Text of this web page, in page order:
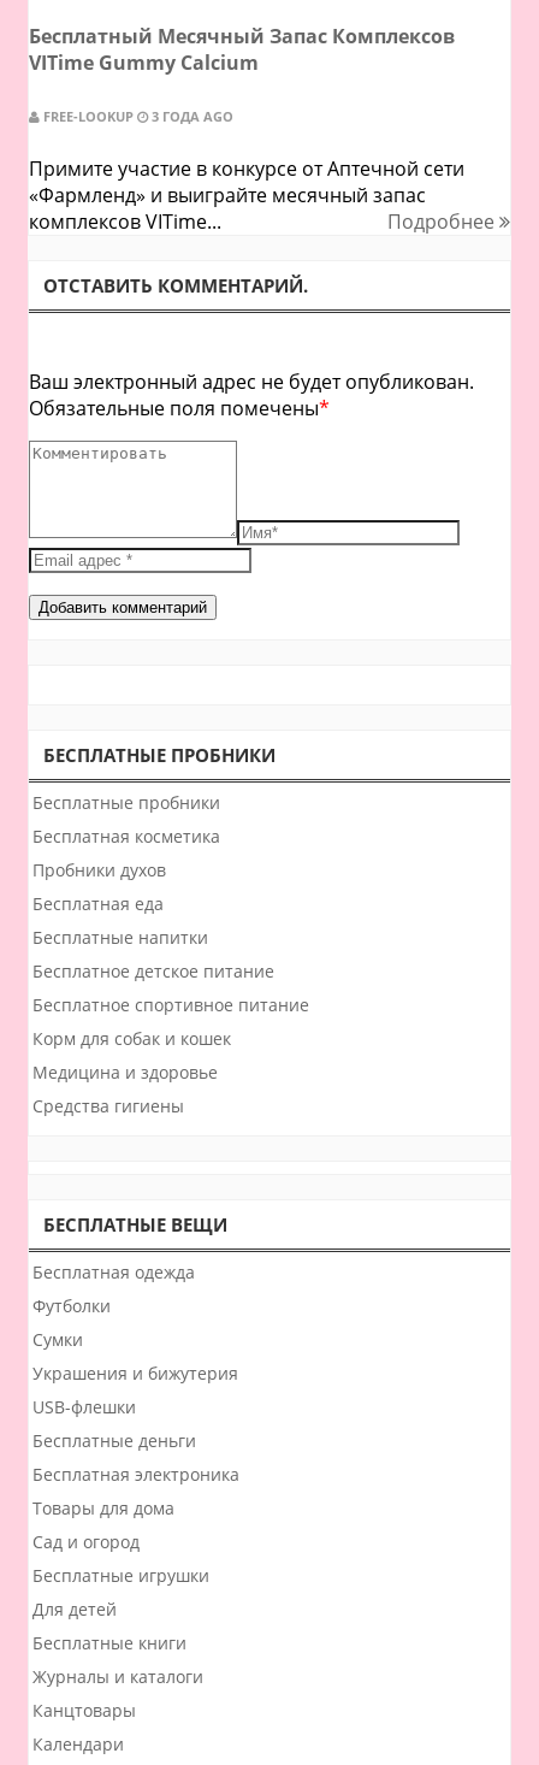
Бесплатный Месячный Запас Комплексов
VITime Gummy Calcium
FREE-LOOKUP 3 ГОДА AGO
Примите участие в конкурсе от Аптечной сети
«Фармленд» и выиграйте месячный запас
комплексов VITime...
Подробнее
ОТСТАВИТЬ КОММЕНТАРИЙ.
Ваш электронный адрес не будет опубликован.
Обязательные поля помечены*
БЕСПЛАТНЫЕ ПРОБНИКИ
Бесплатные пробники
Бесплатная косметика
Пробники духов
Бесплатная еда
Бесплатные напитки
Бесплатное детское питание
Бесплатное спортивное питание
Корм для собак и кошек
Медицина и здоровье
Средства гигиены
БЕСПЛАТНЫЕ ВЕЩИ
Бесплатная одежда
Футболки
Сумки
Украшения и бижутерия
USB-флешки
Бесплатные деньги
Бесплатная электроника
Товары для дома
Сад и огород
Бесплатные игрушки
Для детей
Бесплатные книги
Журналы и каталоги
Канцтовары
Календари